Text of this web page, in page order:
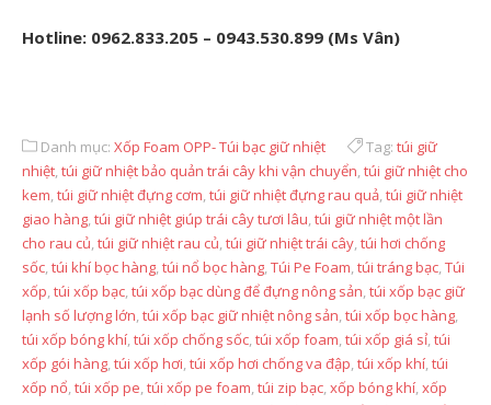
Hotline: 0962.833.205 – 0943.530.899 (Ms Vân)
Danh mục: Xốp Foam OPP- Túi bạc giữ nhiệt Tag: túi giữ
nhiệt,túi giữ nhiệt bảo quản trái cây khi vận chuyển,túi giữ nhiệt cho
kem,túi giữ nhiệt đựng cơm,túi giữ nhiệt đựng rau quả,túi giữ nhiệt
giao hàng,túi giữ nhiệt giúp trái cây tươi lâu,túi giữ nhiệt một lần
cho rau củ,túi giữ nhiệt rau củ,túi giữ nhiệt trái cây,túi hơi chống
sốc,túi khí bọc hàng,túi nổ bọc hàng,Túi Pe Foam,túi tráng bạc,Túi
xốp,túi xốp bạc,túi xốp bạc dùng để đựng nông sản,túi xốp bạc giữ
lạnh số lượng lớn,túi xốp bạc giữ nhiệt nông sản,túi xốp bọc hàng,
túi xốp bóng khí,túi xốp chống sốc,túi xốp foam,túi xốp giá sỉ,túi
xốp gói hàng,túi xốp hơi,túi xốp hơi chống va đập,túi xốp khí,túi
xốp nổ,túi xốp pe,túi xốp pe foam,túi zip bạc,xốp bóng khí,xốp